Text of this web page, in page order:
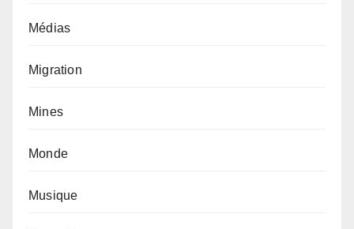
Médias
Migration
Mines
Monde
Musique